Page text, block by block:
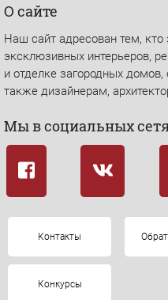
О сайте
Наш сайт адресован тем,
эксклюзивных интерьеров,
и отделке загородных домов,
также дизайнерам,
Мы в социальных
Контакты
Конкурсы